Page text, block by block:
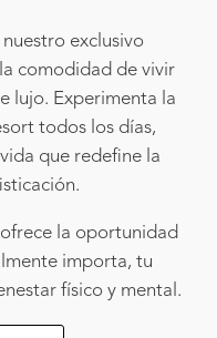
exclusivo
comodidad de vivir
lujo. Experimenta la
todos los días,
que redefine la
la oportunidad
importa, tu
físico y mental.